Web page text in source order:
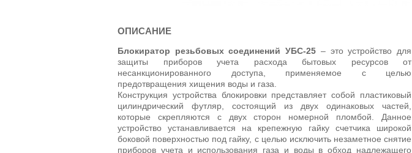
ОПИСАНИЕ
Блокиратор резьбовых соединений УБС-25 – это устройство для
защиты приборов учета расхода бытовых ресурсов от
несанкционированного доступа, применяемое с целью
предотвращения хищения воды и газа.
Конструкция устройства блокировки представляет собой пластиковый
цилиндрический футляр, состоящий из двух одинаковых частей,
которые скрепляются с двух сторон номерной пломбой. Данное
устройство устанавливается на крепежную гайку счетчика широкой
боковой поверхностью под гайку, с целью исключить незаметное снятие
приборов учета и использования газа и воды в обход надлежащего